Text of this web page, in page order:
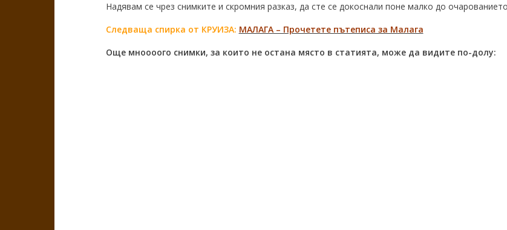
Надявам се чрез снимките и скромния разказ, да сте се докоснали поне малко до
Следваща спирка от КРУИЗА: МАЛАГА – Прочетете пътеписа за Малага
Още мноооого снимки, за които не остана място в статията, може да видите по-долу: